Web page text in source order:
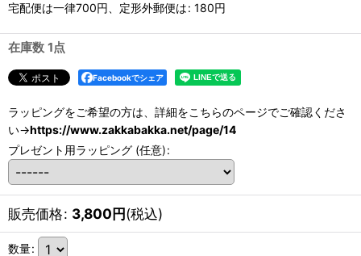
宅配便は一律700円、定形外郵便は: 180円
在庫数 1点
Facebookでシェア
ラッピングをご希望の方は、詳細をこちらのページでご確認くださ
い→https://www.zakkabakka.net/page/14
プレゼント用ラッピング (任意):
販売価格: 3,800円(税込)
数量: